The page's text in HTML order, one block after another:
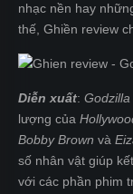
nhạc nền hay
thế, Ghiền review
Diễn xuất:
lượng của
Bobby Brown và
số nhân vật giúp
với các phần phim